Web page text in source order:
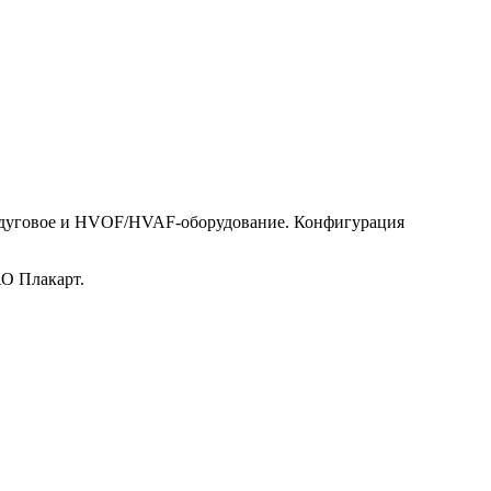
и HVOF/HVAF-оборудование. Конфигурация
Плакарт.